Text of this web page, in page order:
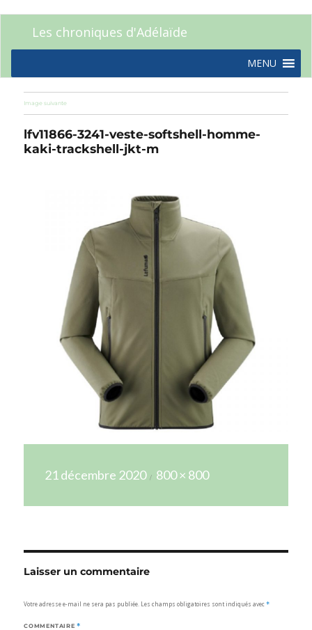
Les chroniques d'Adélaïde
MENU
Image suivante
lfv11866-3241-veste-softshell-homme-
kaki-trackshell-jkt-m
le21 décembre 2020
réelle
800 × 800
Laisser un commentaire
Votre adresse e-mail ne sera pas publiée. Les champs obligatoires sont indiqués avec*
COMMENTAIRE *